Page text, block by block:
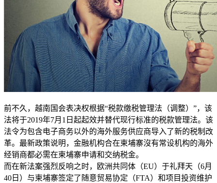
前不久，越南国会表决权根据“税款缴税管理法（调整）”，该
法将于2019年7月1日起起效并替代现行标准的税款管理法。该
法令为包含电子商务以外的海外服务供应商导入了新的税制改
革。最新政策说明，金融机构合在柬埔寨沒有常设机构的海外
经销商都必需在柬埔寨申请和交纳税金。
而在新法案强烈反响之时，欧洲共同体（EU）于礼拜天（6月
40日）与柬埔寨签定了随意贸易协定（FTA）和项目投资维护